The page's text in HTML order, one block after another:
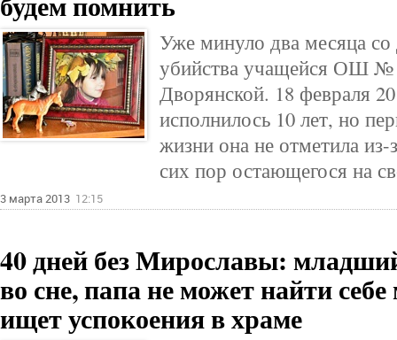
Уже минуло два месяца
убийства учащейся ОШ
Дворянской. 18 февраля
исполнилось 10 лет, но
жизни она не отметила
сих пор остающегося на
3 марта 2013 12:15
40 дней без Мирославы:
во сне, папа не может найти
ищет успокоения в храме